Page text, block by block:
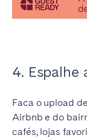
4. Espalhe
Faca o upload
Airbnb e do
cafés, lojas